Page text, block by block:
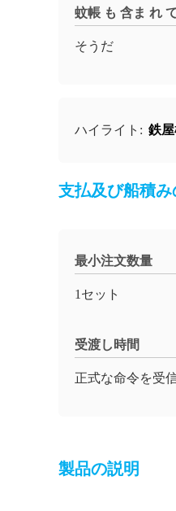
蚊帳 も 含ま れ
そうだ
ハイライト: 鉄
支払及び船積み
最小注文数量
1セット
受渡し時間
正式な命令を受
製品の説明